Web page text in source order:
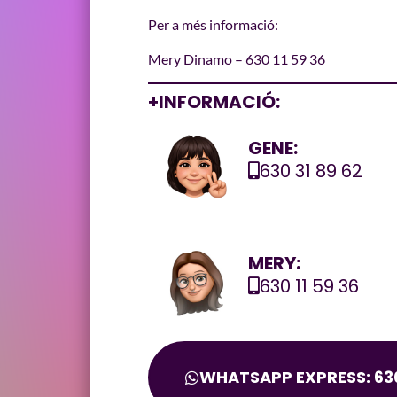
Per a més informació:
Mery Dinamo – 630 11 59 36
+INFORMACIÓ:
GENE:
630 31 89 62
MERY:
630 11 59 36
WHATSAPP EXPRESS: